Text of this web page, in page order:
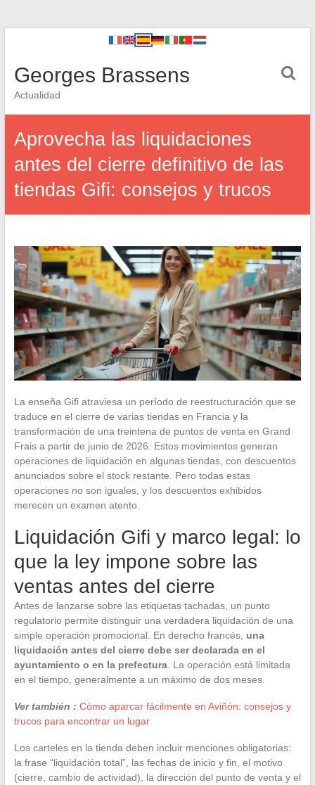
Georges Brassens
Actualidad
Aprovecha las liquidaciones
antes del cierre definitivo de las
tiendas Gifi: consejos y trucos
La enseña Gifi atraviesa un período de reestructuración que se
traduce en el cierre de varias tiendas en Francia y la
transformación de una treintena de puntos de venta en Grand
Frais a partir de junio de 2026. Estos movimientos generan
operaciones de liquidación en algunas tiendas, con descuentos
anunciados sobre el stock restante. Pero todas estas
operaciones no son iguales, y los descuentos exhibidos
merecen un examen atento.
Liquidación Gifi y marco legal: lo
que la ley impone sobre las
ventas antes del cierre
Antes de lanzarse sobre las etiquetas tachadas, un punto
regulatorio permite distinguir una verdadera liquidación de una
simple operación promocional. En derecho francés, una
liquidación antes del cierre debe ser declarada en el
ayuntamiento o en la prefectura. La operación está limitada
en el tiempo, generalmente a un máximo de dos meses.
Ver también : Cómo aparcar fácilmente en Aviñón: consejos y
trucos para encontrar un lugar
Los carteles en la tienda deben incluir menciones obligatorias:
la frase “liquidación total”, las fechas de inicio y fin, el motivo
(cierre, cambio de actividad), la dirección del punto de venta y el